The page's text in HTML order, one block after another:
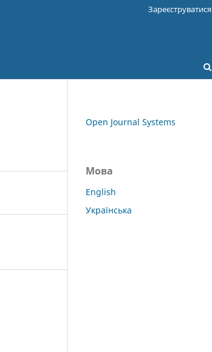
Зареєструватися
Open Journal Systems
Мова
English
Українська